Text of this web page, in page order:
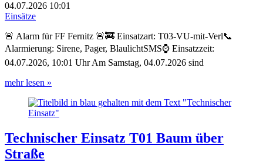
04.07.2026 10:01
Einsätze
🚨 Alarm für FF Fernitz 🚨🚒 Einsatzart: T03-VU-mit-Verl📞
Alarmierung: Sirene, Pager, BlaulichtSMS⌚ Einsatzzeit:
04.07.2026, 10:01 Uhr Am Samstag, 04.07.2026 sind
mehr lesen »
Technischer Einsatz T01 Baum über
Straße